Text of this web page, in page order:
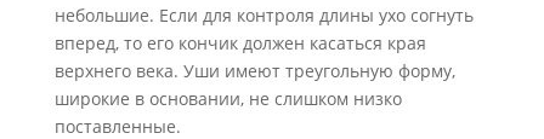
небольшие. Если для контроля длины ухо согнуть
вперед, то его кончик должен касаться края
верхнего века. Уши имеют треугольную форму,
широкие в основании, не слишком низко
поставленные.